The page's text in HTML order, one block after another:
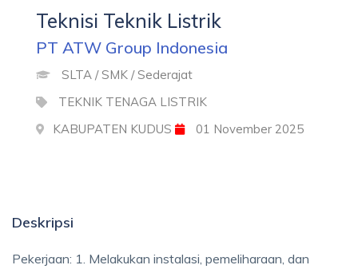
Teknisi Teknik Listrik
PT ATW Group Indonesia
SLTA / SMK / Sederajat
TEKNIK TENAGA LISTRIK
KABUPATEN KUDUS
01 November 2025
Deskripsi
Pekerjaan: 1. Melakukan instalasi, pemeliharaan, dan